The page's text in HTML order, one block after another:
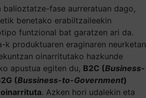
balioztatze-fase aurreratuan dago,
benetako erabiltzaileekin
funtzional bat garatzen ari da.
k produktuaren eraginaren neurketan
oinarritutako hazkunde
apustua egiten du, B2C (Business-
(Bussiness-to-Government)
. Azken hori udalekin eta